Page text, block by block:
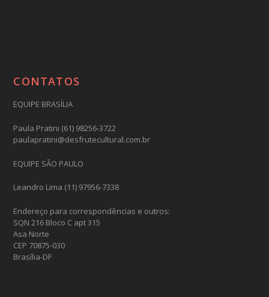
CONTATOS
EQUIPE BRASÍLIA
Paula Pratini (61) 98256-3722
paulapratini@desfrutecultural.com.br
EQUIPE SÃO PAULO
Leandro Lima (11) 97956-7338
Endereço para correspondências e outros:
SQN 216 Bloco C apt 315
Asa Norte
CEP 70875-030
Brasília-DF